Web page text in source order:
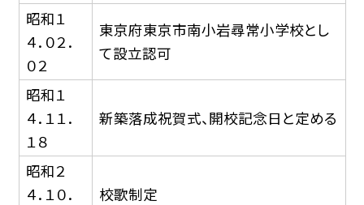
昭和１
４．０２．
０２
東京府東京市南小岩尋常小学校とし
て設立認可
昭和１
４．１１．
１８
新築落成祝賀式、開校記念日と定める
昭和２
４．１０．
校歌制定